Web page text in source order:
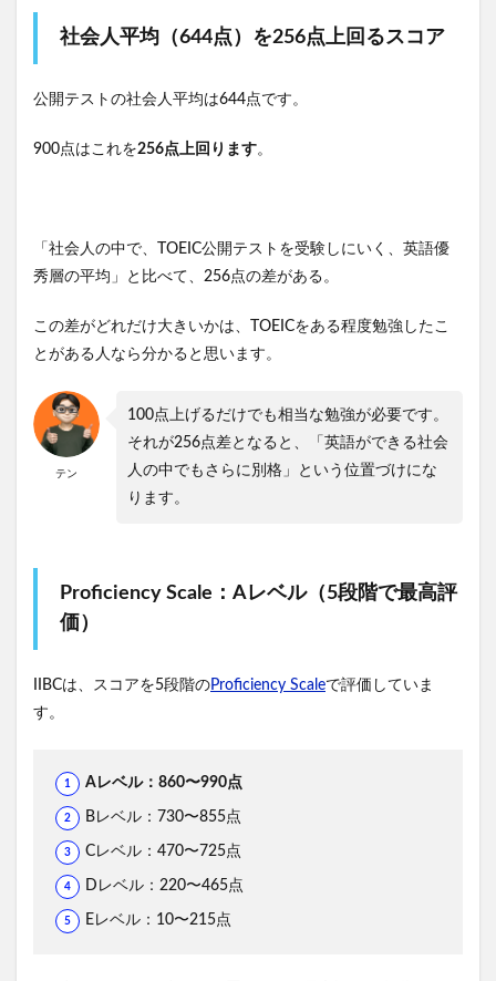
社会人平均（644点）を256点上回るスコア
公開テストの社会人平均は644点です。
900点はこれを256点上回ります。
「社会人の中で、TOEIC公開テストを受験しにいく、英語優
秀層の平均」と比べて、256点の差がある。
この差がどれだけ大きいかは、TOEICをある程度勉強したこ
とがある人なら分かると思います。
テン
100点上げるだけでも相当な勉強が必要です。
それが256点差となると、「英語ができる社会
人の中でもさらに別格」という位置づけにな
ります。
Proficiency Scale：Aレベル（5段階で最高評
価）
IIBCは、スコアを5段階のProficiency Scaleで評価していま
す。
Aレベル：860〜990点
Bレベル：730〜855点
Cレベル：470〜725点
Dレベル：220〜465点
Eレベル：10〜215点